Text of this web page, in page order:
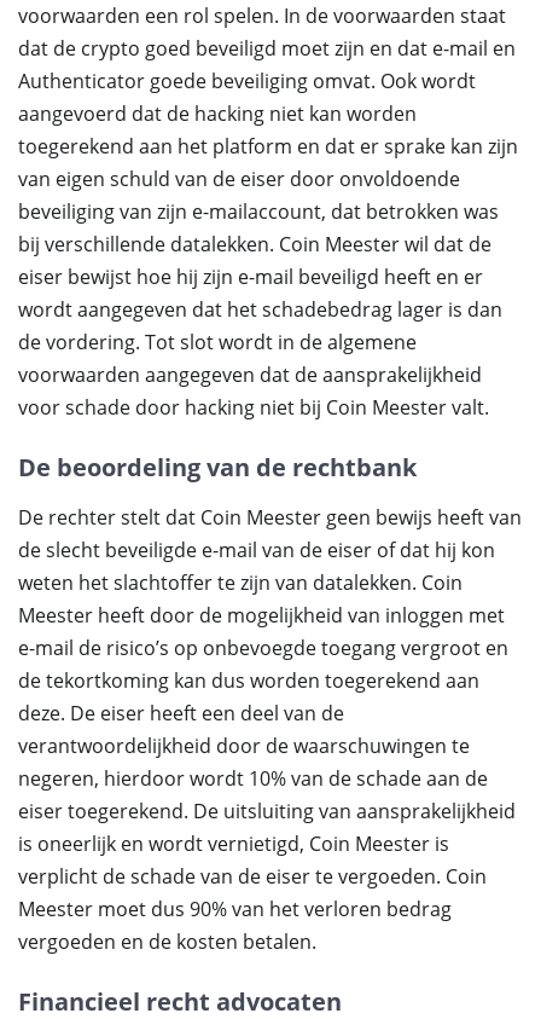
voorwaarden een rol spelen. In de voorwaarden staat
dat de crypto goed beveiligd moet zijn en dat e-mail en
Authenticator goede beveiliging omvat. Ook wordt
aangevoerd dat de hacking niet kan worden
toegerekend aan het platform en dat er sprake kan zijn
van eigen schuld van de eiser door onvoldoende
beveiliging van zijn e-mailaccount, dat betrokken was
bij verschillende datalekken. Coin Meester wil dat de
eiser bewijst hoe hij zijn e-mail beveiligd heeft en er
wordt aangegeven dat het schadebedrag lager is dan
de vordering. Tot slot wordt in de algemene
voorwaarden aangegeven dat de aansprakelijkheid
voor schade door hacking niet bij Coin Meester valt.
De beoordeling van de rechtbank
De rechter stelt dat Coin Meester geen bewijs heeft van
de slecht beveiligde e-mail van de eiser of dat hij kon
weten het slachtoffer te zijn van datalekken. Coin
Meester heeft door de mogelijkheid van inloggen met
e-mail de risico’s op onbevoegde toegang vergroot en
de tekortkoming kan dus worden toegerekend aan
deze. De eiser heeft een deel van de
verantwoordelijkheid door de waarschuwingen te
negeren, hierdoor wordt 10% van de schade aan de
eiser toegerekend. De uitsluiting van aansprakelijkheid
is oneerlijk en wordt vernietigd, Coin Meester is
verplicht de schade van de eiser te vergoeden. Coin
Meester moet dus 90% van het verloren bedrag
vergoeden en de kosten betalen.
Financieel recht advocaten